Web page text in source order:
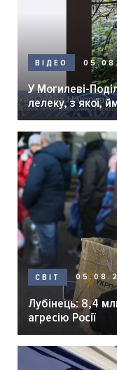
ВІДЕО
У Могилеві-
лелеку, з якої,
СВІТ
Лубінець: 8,4
агресію Росії